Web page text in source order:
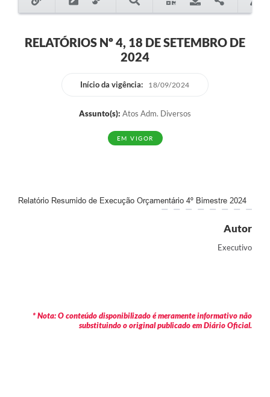
RELATÓRIOS Nº 4, 18 DE SETEMBRO DE
2024
Início da vigência: 18/09/2024
Assunto(s): Atos Adm. Diversos
EM VIGOR
Relatório Resumido de Execução Orçamentário 4º Bimestre 2024
Autor
Executivo
* Nota: O conteúdo disponibilizado é meramente informativo não
substituindo o original publicado em Diário Oficial.